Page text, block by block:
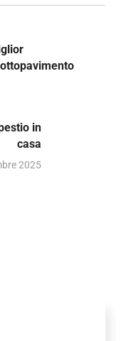
in
casa
2025